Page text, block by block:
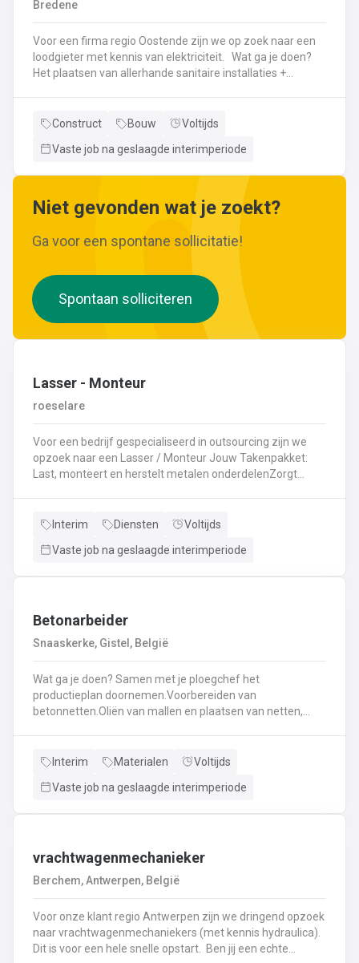
wijzigingen aan leidingen aanbrengen.Werken met
Bredene
Voor een firma regio Oostende zijn we op zoek naar een
loodgieter met kennis van elektriciteit. Wat ga je doen?
Het plaatsen van allerhande sanitaire installaties +
sanitaire toestellenBij Klanten herstellingen gaan
Neem gerust de vacature even door! Indien je nog vragen
Construct Bouw
Voltijds
Vaste job na geslaagde interimperiode
Niet gevonden wat je zoekt?
Ga voor een spontane sollicitatie!
Spontaan solliciteren
Lasser - Monteur
roeselare
Voor een bedrijf gespecialiseerd in outsourcing zijn we
opzoek naar een Lasser / Monteur Jouw Takenpakket:
Last, monteert en herstelt metalen onderdelenZorgt
gemakBepaalt en past de juiste lastechniek toe
kwaliteitsgericht volgens veiligheidsvoorschriftenDraagt
Interim Diensten
Voltijds
Vaste job na geslaagde interimperiode
Betonarbeider
Snaaskerke, Gistel, België
Wat ga je doen? Samen met je ploegchef het
productieplan doornemen.Voorbereiden van
betonnetten.Oliën van mallen en plaatsen van netten,
eindafwerking.Frezen, boren, en zagen in de
klaar zijn voor gebruik.Opruimen van de werkplaats en
Interim Materialen
Voltijds
Vaste job na geslaagde interimperiode
vrachtwagenmechanieker
Berchem, Antwerpen, België
Voor onze klant regio Antwerpen zijn we dringend opzoek
naar vrachtwagenmechaniekers (met kennis hydraulica).
Dit is voor een hele snelle opstart. Ben jij een echte